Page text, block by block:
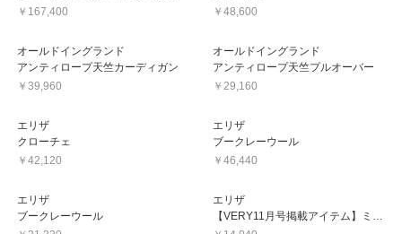
￥167,400
￥48,600
オールドイングランド
アンティロープ天竺カーディガン
￥39,960
オールドイングランド
アンティロープ天竺プルオーバー
￥29,160
エリザ
クローチェ
￥42,120
エリザ
ブークレーウール
￥46,440
エリザ
ブークレーウール
エリザ